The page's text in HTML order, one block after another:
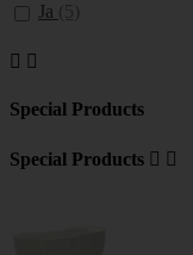
Ja
 
Special Products
Special Products  